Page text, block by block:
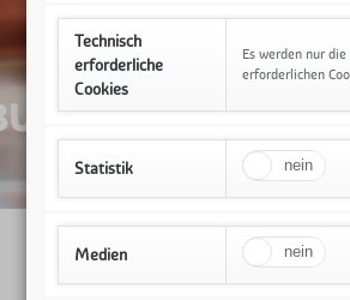
Technisch
erforderliche
Cookies
Es werden nur
erforderlichen
Statistik
Medien
Internationaler Krabbler-